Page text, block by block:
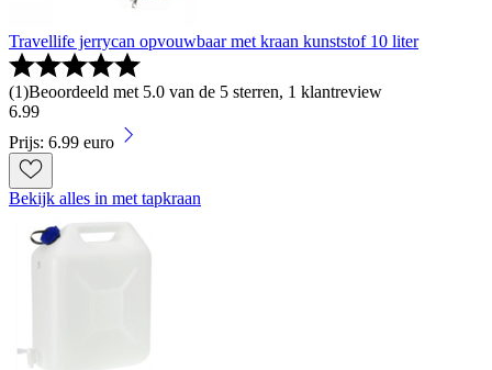
Travellife jerrycan opvouwbaar met kraan kunststof 10 liter
(1)Beoordeeld met 5.0 van de 5 sterren, 1 klantreview
6.99
Prijs: 6.99 euro
Bekijk alles in met tapkraan